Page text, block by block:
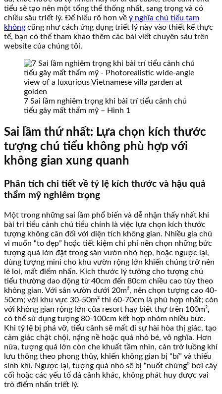
tiểu sẽ tạo nên một tổng thể thống nhất, sang trọng và có
chiều sâu triết lý. Để hiểu rõ hơn về ý nghĩa chú tiểu tam
không cũng như cách ứng dụng triết lý này vào thiết kế thực
tế, bạn có thể tham khảo thêm các bài viết chuyên sâu trên
website của chúng tôi.
7 Sai lầm nghiêm trọng khi bài trí tiểu cảnh chú
tiểu gây mất thẩm mỹ – Hình 1
Sai lầm thứ nhất: Lựa chọn kích thước
tượng chú tiểu không phù hợp với
không gian xung quanh
Phân tích chi tiết về tỷ lệ kích thước và hậu quả
thẩm mỹ nghiêm trọng
Một trong những sai lầm phổ biến và dễ nhận thấy nhất khi
bài trí tiểu cảnh chú tiểu chính là việc lựa chọn kích thước
tượng không cân đối với diện tích không gian. Nhiều gia chủ
vì muốn “to đẹp” hoặc tiết kiệm chi phí nên chọn những bức
tượng quá lớn đặt trong sân vườn nhỏ hẹp, hoặc ngược lại,
dùng tượng mini cho khu vườn rộng lớn khiến chúng trở nên
lẻ loi, mất điểm nhấn. Kích thước lý tưởng cho tượng chú
tiểu thường dao động từ 40cm đến 80cm chiều cao tùy theo
không gian. Với sân vườn dưới 20m², nên chọn tượng cao 40-
50cm; với khu vực 30-50m² thì 60-70cm là phù hợp nhất; còn
với không gian rộng lớn của resort hay biệt thự trên 100m²,
có thể sử dụng tượng 80-100cm kết hợp nhóm nhiều bức.
Khi tỷ lệ bị phá vỡ, tiểu cảnh sẽ mất đi sự hài hòa thị giác, tạo
cảm giác chật chội, nặng nề hoặc quá nhỏ bé, vô nghĩa. Hơn
nữa, tượng quá lớn còn che khuất tầm nhìn, cản trở luồng khí
lưu thông theo phong thủy, khiến không gian bị “bí” và thiếu
sinh khí. Ngược lại, tượng quá nhỏ sẽ bị “nuốt chửng” bởi cây
cối hoặc các yếu tố đá cảnh khác, không phát huy được vai
trò điểm nhấn triết lý.